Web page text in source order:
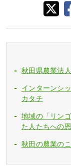
秋田県農業法
インターンシ
カタチ
地域の「リン
た人たちへの
秋田の農業の